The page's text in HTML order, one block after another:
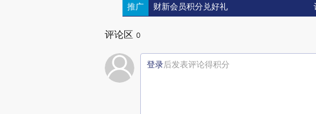
推广 财新会员积分兑好礼
评论区 0
登录后发表评论得积分